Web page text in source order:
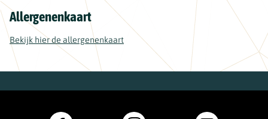
Allergenenkaart
Bekijk hier de allergenenkaart